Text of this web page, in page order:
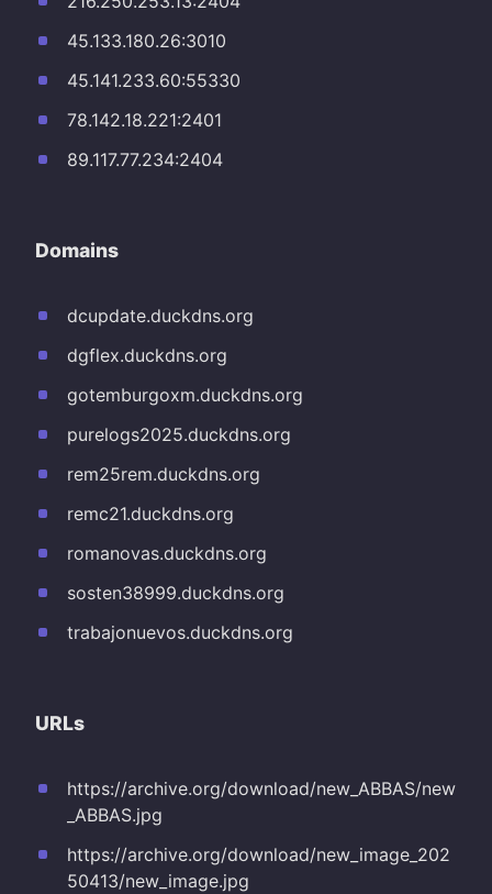
45.133.180.26:3010
45.141.233.60:55330
78.142.18.221:2401
89.117.77.234:2404
Domains
dcupdate.duckdns.org
dgflex.duckdns.org
gotemburgoxm.duckdns.org
purelogs2025.duckdns.org
rem25rem.duckdns.org
remc21.duckdns.org
romanovas.duckdns.org
sosten38999.duckdns.org
trabajonuevos.duckdns.org
URLs
https://archive.org/download/new_ABBAS/new
_ABBAS.jpg
https://archive.org/download/new_image_202
50413/new_image.jpg